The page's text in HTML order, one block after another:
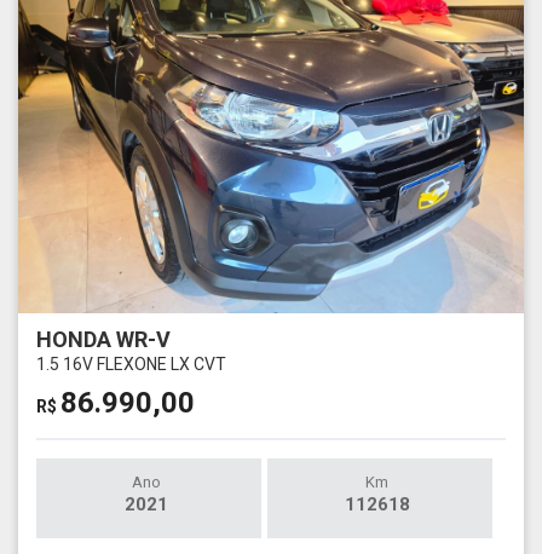
HONDA WR-V
1.5 16V FLEXONE LX CVT
R$ 86.990,00
Ano
2021
Km
112618